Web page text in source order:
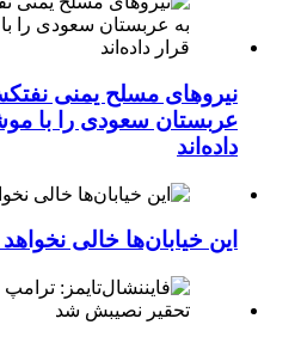
عربستان سعودی را با
داده‌اند
این خیابان‌ها خالی